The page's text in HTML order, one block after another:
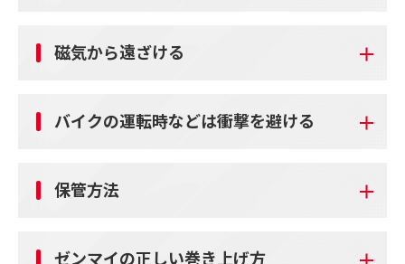
磁気から遠ざける
バイクの運転時などは衝撃を避ける
保管方法
ゼンマイの正しい巻き上げ方